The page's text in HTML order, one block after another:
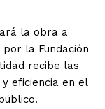
la obra a
la Fundación
recibe las
eficiencia en el